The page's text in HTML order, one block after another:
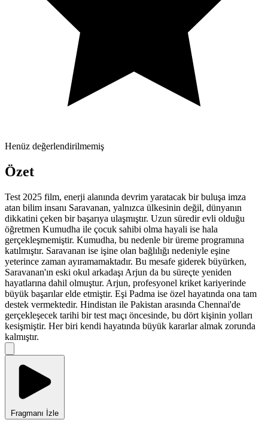
Henüz değerlendirilmemiş
Özet
Test 2025 film, enerji alanında devrim yaratacak bir buluşa imza
atan bilim insanı Saravanan, yalnızca ülkesinin değil, dünyanın
dikkatini çeken bir başarıya ulaşmıştır. Uzun süredir evli olduğu
öğretmen Kumudha ile çocuk sahibi olma hayali ise hala
gerçekleşmemiştir. Kumudha, bu nedenle bir üreme programına
katılmıştır. Saravanan ise işine olan bağlılığı nedeniyle eşine
yeterince zaman ayıramamaktadır. Bu mesafe giderek büyürken,
Saravanan'ın eski okul arkadaşı Arjun da bu süreçte yeniden
hayatlarına dahil olmuştur. Arjun, profesyonel kriket kariyerinde
büyük başarılar elde etmiştir. Eşi Padma ise özel hayatında ona tam
destek vermektedir. Hindistan ile Pakistan arasında Chennai'de
gerçekleşecek tarihi bir test maçı öncesinde, bu dört kişinin yolları
kesişmiştir. Her biri kendi hayatında büyük kararlar almak zorunda
kalmıştır.
Fragmanı İzle